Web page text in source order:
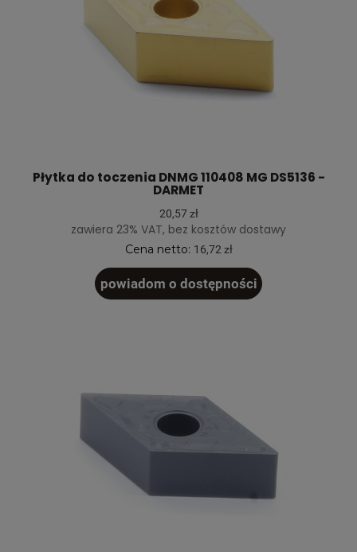
Płytka do toczenia DNMG 110408 MG DS5136 -
DARMET
20,57 zł
zawiera 23% VAT, bez kosztów dostawy
Cena netto: 16,72 zł
powiadom o dostępności